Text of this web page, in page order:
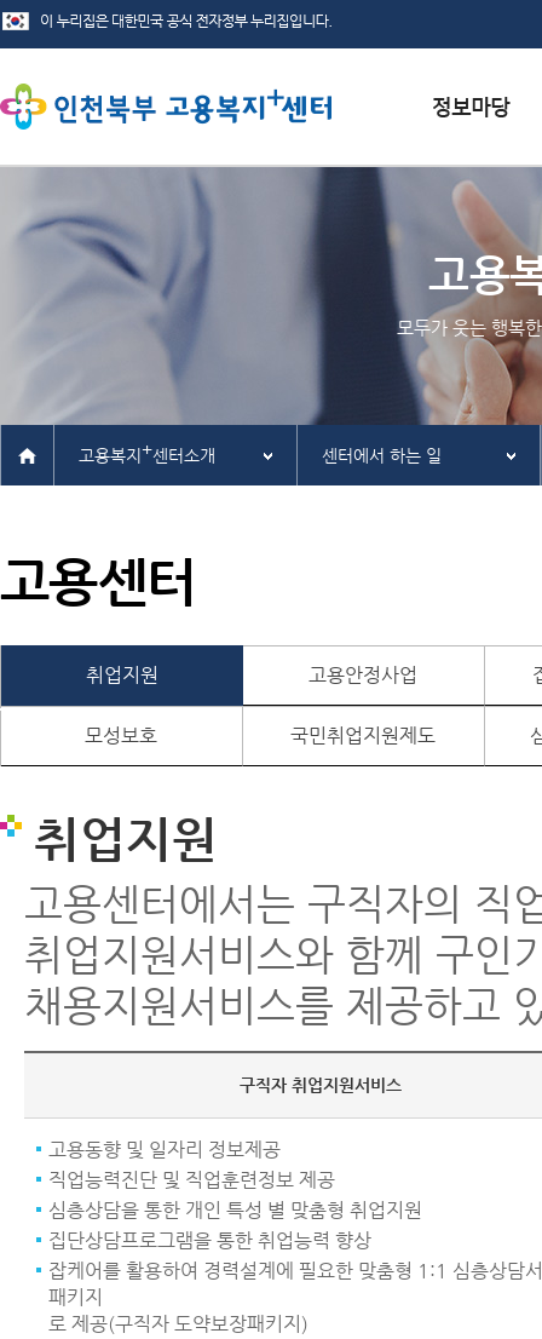
서식자료실
채용정보
인재정보
관련사이트
고용
모두가 웃는 행복
고용복지 +센터소개 센터에서 하는 일
고용센터
취업지원 고용안정사업
모성보호 국민취업지원제도
취업지원
고용센터에서는 구직자의 직
취업지원서비스와 함께 구인
채용지원서비스를 제공하고
구직자 취업지원서비스
고용동향 및 일자리 정보제공
직업능력진단 및 직업훈련정보 제공
심층상담을 통한 개인 특성 별 맞춤형 취업지원
집단상담프로그램을 통한 취업능력 향상
잡케어를 활용하여 경력설계에 필요한 맞춤형 1:1 심층상담
패키지
로 제공(구직자 도약보장패키지)